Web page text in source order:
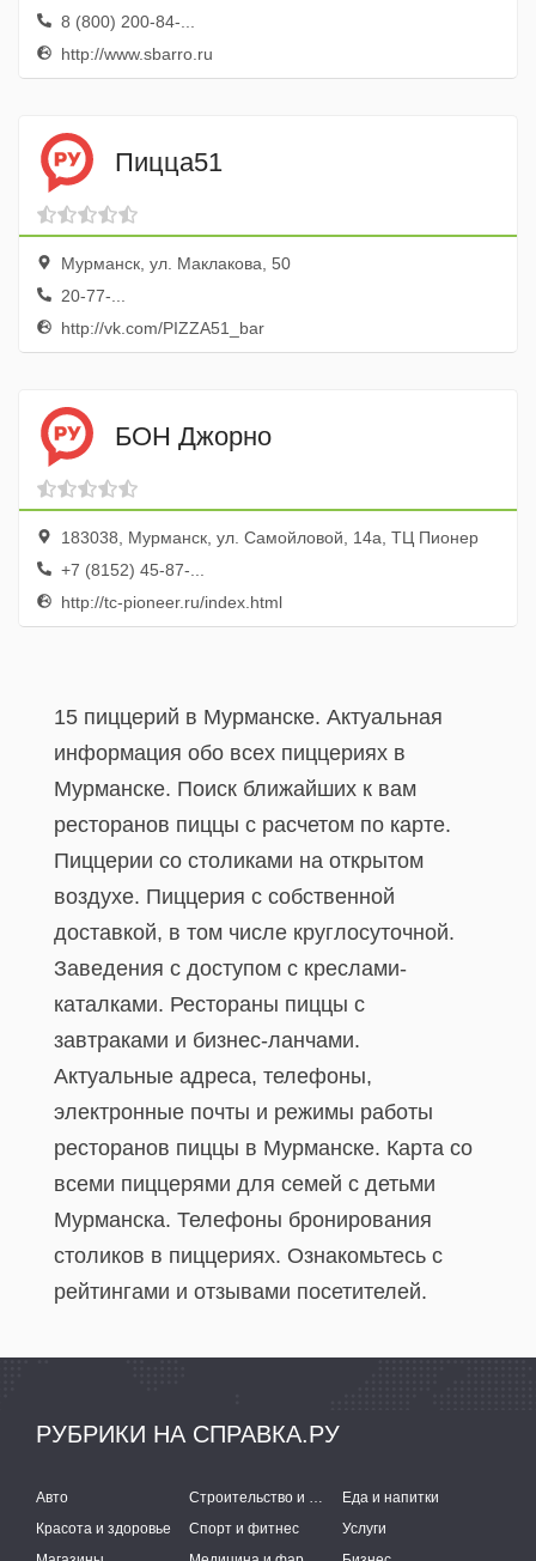
8 (800) 200-84-...
http://www.sbarro.ru
Пицца51
Мурманск, ул. Маклакова, 50
20-77-...
http://vk.com/PIZZA51_bar
БОН Джорно
183038, Мурманск, ул. Самойловой, 14а, ТЦ Пионер
+7 (8152) 45-87-...
http://tc-pioneer.ru/index.html
15 пиццерий в Мурманске. Актуальная
информация обо всех пиццериях в
Мурманске. Поиск ближайших к вам
ресторанов пиццы с расчетом по карте.
Пиццерии со столиками на открытом
воздухе. Пиццерия с собственной
доставкой, в том числе круглосуточной.
Заведения с доступом с креслами-
каталками. Рестораны пиццы с
завтраками и бизнес-ланчами.
Актуальные адреса, телефоны,
электронные почты и режимы работы
ресторанов пиццы в Мурманске. Карта со
всеми пиццерями для семей с детьми
Мурманска. Телефоны бронирования
столиков в пиццериях. Ознакомьтесь с
рейтингами и отзывами посетителей.
РУБРИКИ НА СПРАВКА.РУ
Авто Строительство и ремонт
Еда и напитки
Красота и здоровье
Спорт и фитнес
Услуги